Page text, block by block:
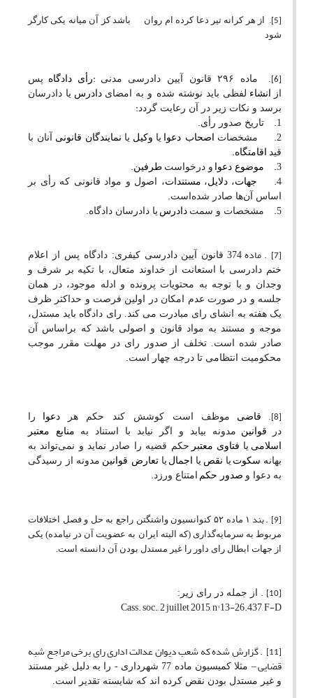
[5]
. از هر کرانه تیر دعا کرده ام روان
باشد کز آن میانه یکی کارگر
شود
[6]
. ماده ۲۹۶قانون آیین دادرسی مدنی :رأی دادگاه پس
از
انشاء لفظی باید نوشته شده و به امضای دادرس یا دادرسان
برسد و نکات زیر در آن رعایت گردد:
1. تاریخ صدور رأی.
2. مشخصات اصحاب دعوا یا وکیل یا نمایندگان قانونی
آنان با
قید اقامتگاه.
3. موضوع دعوا و درخواست طرفین.
4. جهات، دلایل، مستندات، اصول و مواد قانونی که رأی بر
اساس آن‌ها صادر شده‌است.
5. مشخصات و سمت دادرس یا دادرسان دادگاه.
[7] . ماده 374
قانون آیین دادرسی کیفری: دادگاه پس از اعلام
ختم دادرسی با استعانت از خداوند متعال، با تکیه بر شرف و
وجدان و با توجه به محتویات پرونده و ادله موجود، در همان
جلسه و در صورت عدم امکان در اولین فرصت و حداکثر ظرف
یک هفته به انشای رای مبادرت می کند. رای دادگاه باید مستدل،
موجه و مستند به مواد قانون و اصولی باشد که براساس آن
صادر شده است. تخلف از صدور رای در مهلت مقرر موجب
محکومیت انتظامی تا درجه چهار است.
[8]
. قاضی موظف است کوشش کند حکم هر دعوا
را
در
قوانین مدونه بیابد و اگر نیابد با استناد به
منابع معتبر
اسلامی یا فتاوی معتبر حکم قضیه را صادر نماید و نمی‌تواند به
بهانه سکوت یا نقص یا اجمال یا تعارض قوانین مدونه از رسیدگی
به دعوا و صدور حکم امتناع ورزد.
[9] . بند ۱ ماده۵۲ کنوانسیون واشنگتن راجع به حل و فصل اختلافات
مربوط به سرمایه‌گذاری (که البته ایران به عضویت آن در نیامده) یکی
از جهات ابطال رای داور را غیر مستدل بودن آن دانسته است.
[10]
. از جمله در رای زیر:
Cass. soc., 2 juillet 2015, n° 13-26.437, F-D
[11] . گزارش شده که شعب دیوان عدالت اداری رای برخی مراجع شبه
قضایی–
مثلا کمیسیون ماده 77 شهرداری - را به دلیل غیر مستند
و غیر مستدل بودن نقض کرده اند که شایسته تقدیر است.